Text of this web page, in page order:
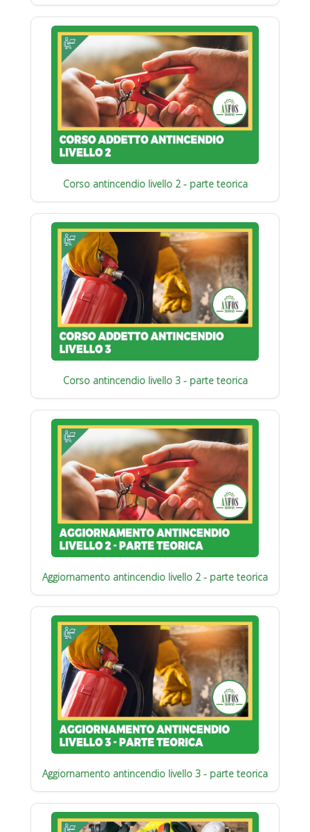
Corso antincendio livello 2 - parte teorica
Corso antincendio livello 3 - parte teorica
Aggiornamento antincendio livello 2 - parte teorica
Aggiornamento antincendio livello 3 - parte teorica